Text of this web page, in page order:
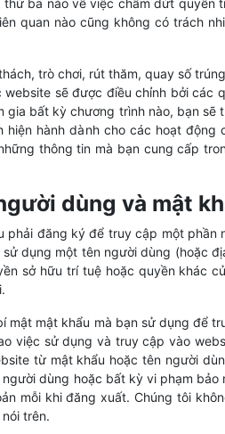
ba nào về việc chấm dứt quyền
quan nào cũng không có trách
trò chơi, rút thăm, quay số
sẽ được điều chỉnh bởi các
gia bất kỳ chương trình nào, bạn
hiện hành dành cho các hoạt
thông tin mà bạn cung cấp
dùng và mật
phải đăng ký để truy cập một
dụng một tên người dùng (hoặc
sở hữu trí tuệ hoặc quyền khác
mật mật khẩu mà bạn sử dụng để
việc sử dụng và truy cập vào
từ mật khẩu hoặc tên người
dùng hoặc bất kỳ vi phạm
mỗi khi đăng xuất. Chúng tôi
trên.